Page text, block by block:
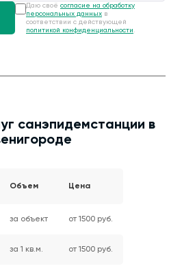
Даю своё согласие на обработку
персональных данных в
соответствии с действующей
политикой конфиденциальности .
санэпидемстанции в
Объем Цена
за объект от 1500 руб.
за 1 кв.м. от 1500 руб.